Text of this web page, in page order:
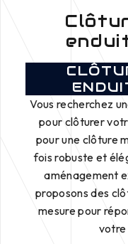
Vous recherchez
pour clôturer
pour une clôture
fois robuste et
aménagement
proposons des
mesure pour
votre